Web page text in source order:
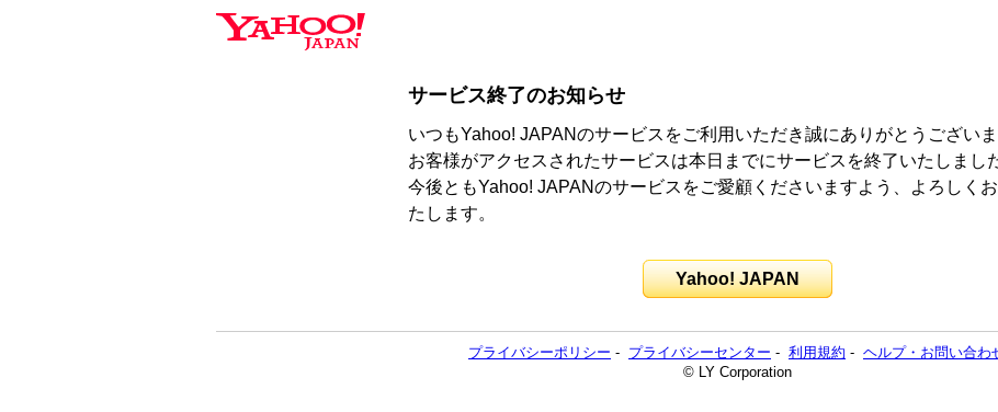
サービス終了のお知らせ
いつもYahoo! JAPANのサービスをご利用いただき誠にありがとうございま
お客様がアクセスされたサービスは本日までにサービスを終了いたしまし
今後ともYahoo! JAPANのサービスをご愛顧くださいますよう、よろしく
たします。
Yahoo! JAPAN
プライバシーポリシー - プライバシーセンター - 利用規約 - ヘルプ・お問い合わ
© LY Corporation